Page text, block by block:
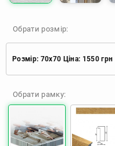
Обрати розмір:
Розмір: 70x70 Ціна: 1550 грн
Розмір: 40x40 Ціна: 840 грн
Розмір: 50x50 Ціна: 970 грн
Обрати рамку: